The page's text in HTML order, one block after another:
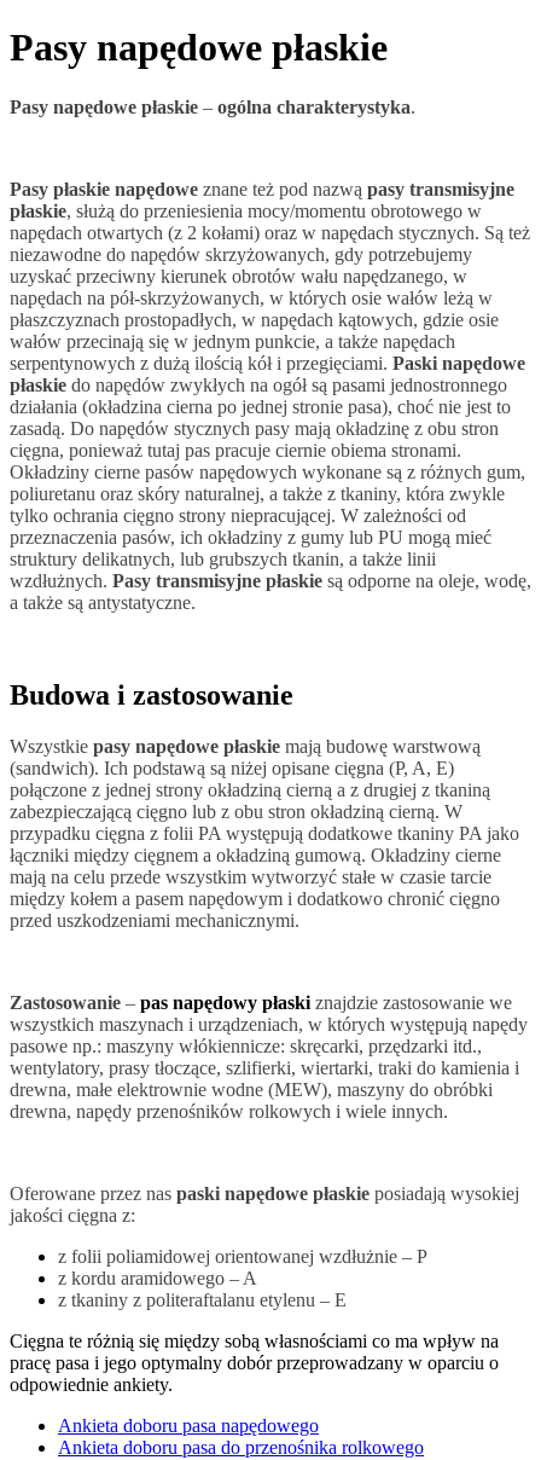
Pasy napędowe płaskie
Pasy napędowe płaskie – ogólna charakterystyka.
Pasy płaskie napędowe znane też pod nazwą pasy transmisyjne
płaskie, służą do przeniesienia mocy/momentu obrotowego w
napędach otwartych (z 2 kołami) oraz w napędach stycznych. Są też
niezawodne do napędów skrzyżowanych, gdy potrzebujemy
uzyskać przeciwny kierunek obrotów wału napędzanego, w
napędach na pół-skrzyżowanych, w których osie wałów leżą w
płaszczyznach prostopadłych, w napędach kątowych, gdzie osie
wałów przecinają się w jednym punkcie, a także napędach
serpentynowych z dużą ilością kół i przegięciami. Paski napędowe
płaskie do napędów zwykłych na ogół są pasami jednostronnego
działania (okładzina cierna po jednej stronie pasa), choć nie jest to
zasadą. Do napędów stycznych pasy mają okładzinę z obu stron
cięgna, ponieważ tutaj pas pracuje ciernie obiema stronami.
Okładziny cierne pasów napędowych wykonane są z różnych gum,
poliuretanu oraz skóry naturalnej, a także z tkaniny, która zwykle
tylko ochrania cięgno strony niepracującej. W zależności od
przeznaczenia pasów, ich okładziny z gumy lub PU mogą mieć
struktury delikatnych, lub grubszych tkanin, a także linii
wzdłużnych. Pasy transmisyjne płaskie są odporne na oleje, wodę,
a także są antystatyczne.
Budowa i zastosowanie
Wszystkie pasy napędowe płaskie mają budowę warstwową
(sandwich). Ich podstawą są niżej opisane cięgna (P, A, E)
połączone z jednej strony okładziną cierną a z drugiej z tkaniną
zabezpieczającą cięgno lub z obu stron okładziną cierną. W
przypadku cięgna z folii PA występują dodatkowe tkaniny PA jako
łączniki między cięgnem a okładziną gumową. Okładziny cierne
mają na celu przede wszystkim wytworzyć stałe w czasie tarcie
między kołem a pasem napędowym i dodatkowo chronić cięgno
przed uszkodzeniami mechanicznymi.
Zastosowanie – pas napędowy płaski znajdzie zastosowanie we
wszystkich maszynach i urządzeniach, w których występują napędy
pasowe np.: maszyny włókiennicze: skręcarki, przędzarki itd.,
wentylatory, prasy tłoczące, szlifierki, wiertarki, traki do kamienia i
drewna, małe elektrownie wodne (MEW), maszyny do obróbki
drewna, napędy przenośników rolkowych i wiele innych.
Oferowane przez nas paski napędowe płaskie posiadają wysokiej
jakości cięgna z:
z folii poliamidowej orientowanej wzdłużnie – P
z kordu aramidowego – A
z tkaniny z politeraftalanu etylenu – E
Cięgna te różnią się między sobą własnościami co ma wpływ na
pracę pasa i jego optymalny dobór przeprowadzany w oparciu o
odpowiednie ankiety.
Ankieta doboru pasa napędowego
Ankieta doboru pasa do przenośnika rolkowego